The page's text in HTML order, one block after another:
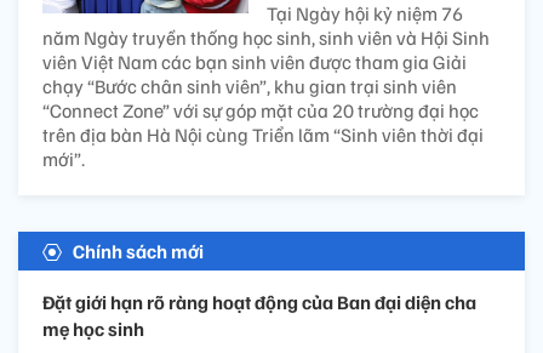
Tại Ngày hội kỷ niệm 76
năm Ngày truyền thống học sinh, sinh viên và Hội Sinh
viên Việt Nam các bạn sinh viên được tham gia Giải
chạy “Bước chân sinh viên”, khu gian trại sinh viên
“Connect Zone” với sự góp mặt của 20 trường đại học
trên địa bàn Hà Nội cùng Triển lãm “Sinh viên thời đại
mới”.
Chính sách mới
Đặt giới hạn rõ ràng hoạt động của Ban đại diện cha
mẹ học sinh